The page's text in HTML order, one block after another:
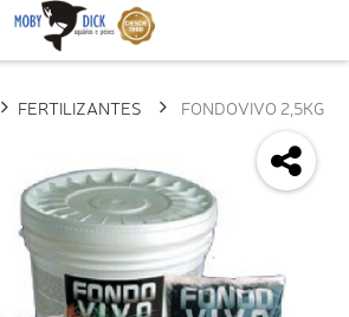
FERTILIZANTES FONDOVIVO 2,5KG